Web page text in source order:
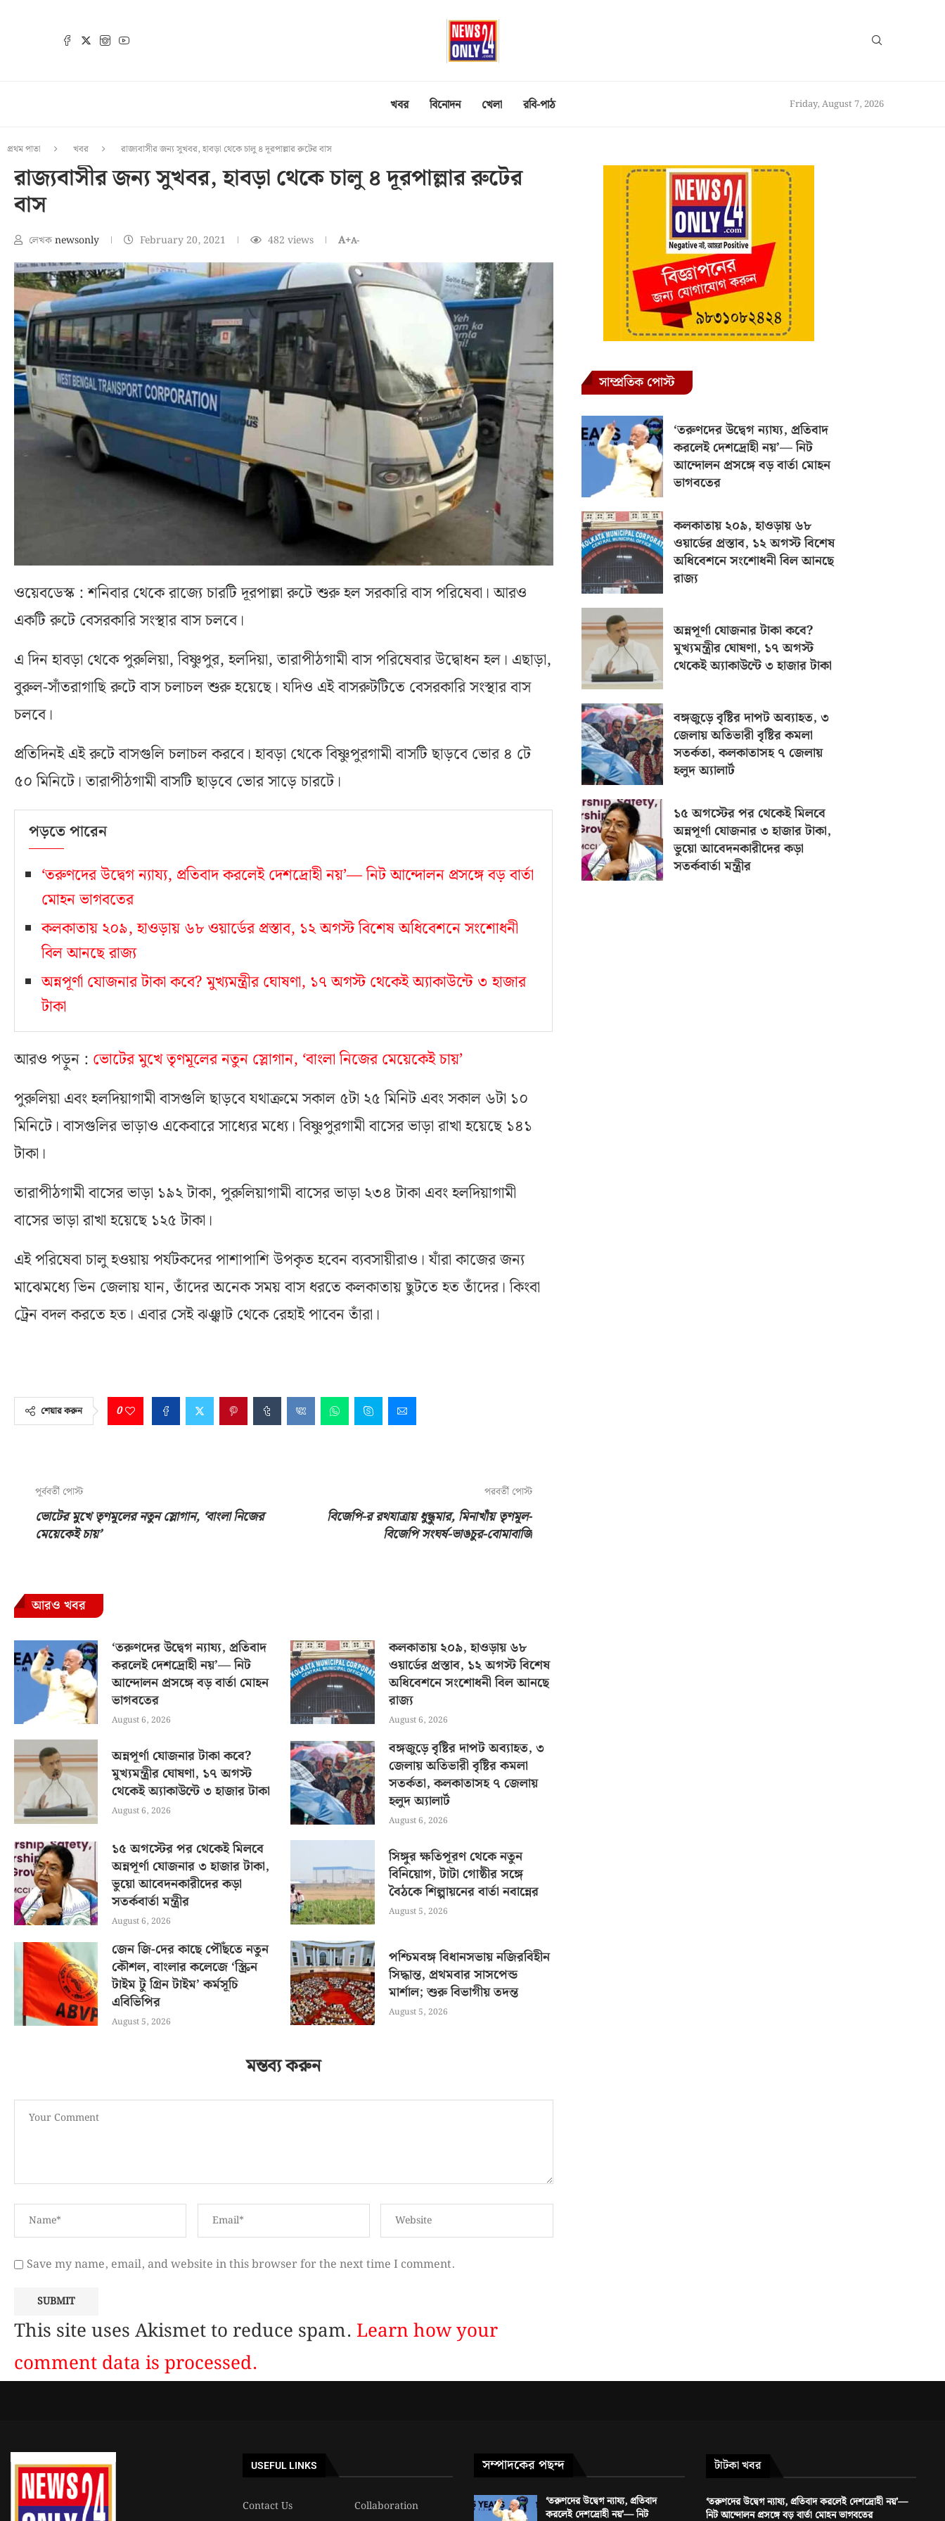
খবর বিনোদন খেলা রবি-পাঠ Friday, August 7, 2026
প্রথম পাতা খবর রাজ্যবাসীর জন্য সুখবর, হাবড়া থেকে চালু ৪ দূরপাল্লার রুটের বাস
রাজ্যবাসীর জন্য সুখবর, হাবড়া থেকে চালু ৪ দূরপাল্লার রুটের
বাস
লেখকnewsonly February 20, 2021 482 views A+A-
ওয়েবডেস্ক : শনিবার থেকে রাজ্যে চারটি দূরপাল্লা রুটে শুরু হল সরকারি বাস পরিষেবা। আরও
একটি রুটে বেসরকারি সংস্থার বাস চলবে।
এ দিন হাবড়া থেকে পুরুলিয়া, বিষ্ণুপুর, হলদিয়া, তারাপীঠগামী বাস পরিষেবার উদ্বোধন হল। এছাড়া,
বুরুল-সাঁতরাগাছি রুটে বাস চলাচল শুরু হয়েছে। যদিও এই বাসরুটটিতে বেসরকারি সংস্থার বাস
চলবে।
প্রতিদিনই এই রুটে বাসগুলি চলাচল করবে। হাবড়া থেকে বিষ্ণুপুরগামী বাসটি ছাড়বে ভোর ৪ টে
৫০ মিনিটে। তারাপীঠগামী বাসটি ছাড়বে ভোর সাড়ে চারটে।
পড়তে পারেন
‘তরুণদের উদ্বেগ ন্যায্য, প্রতিবাদ করলেই দেশদ্রোহী নয়’— নিট আন্দোলন প্রসঙ্গে বড় বার্তা
মোহন ভাগবতের
কলকাতায় ২০৯, হাওড়ায় ৬৮ ওয়ার্ডের প্রস্তাব, ১২ অগস্ট বিশেষ অধিবেশনে সংশোধনী
বিল আনছে রাজ্য
অন্নপূর্ণা যোজনার টাকা কবে? মুখ্যমন্ত্রীর ঘোষণা, ১৭ অগস্ট থেকেই অ্যাকাউন্টে ৩ হাজার
টাকা
আরও পড়ুন : ভোটের মুখে তৃণমূলের নতুন স্লোগান, ‘বাংলা নিজের মেয়েকেই চায়’
পুরুলিয়া এবং হলদিয়াগামী বাসগুলি ছাড়বে যথাক্রমে সকাল ৫টা ২৫ মিনিট এবং সকাল ৬টা ১০
মিনিটে। বাসগুলির ভাড়াও একেবারে সাধ্যের মধ্যে। বিষ্ণুপুরগামী বাসের ভাড়া রাখা হয়েছে ১৪১
টাকা।
তারাপীঠগামী বাসের ভাড়া ১৯২ টাকা, পুরুলিয়াগামী বাসের ভাড়া ২৩৪ টাকা এবং হলদিয়াগামী
বাসের ভাড়া রাখা হয়েছে ১২৫ টাকা।
এই পরিষেবা চালু হওয়ায় পর্যটকদের পাশাপাশি উপকৃত হবেন ব্যবসায়ীরাও। যাঁরা কাজের জন্য
মাঝেমধ্যে ভিন জেলায় যান, তাঁদের অনেক সময় বাস ধরতে কলকাতায় ছুটতে হত তাঁদের। কিংবা
ট্রেন বদল করতে হত। এবার সেই ঝঞ্ঝাট থেকে রেহাই পাবেন তাঁরা।
শেয়ার করুন 0
পূর্ববর্তী পোস্ট
ভোটের মুখে তৃণমূলের নতুন স্লোগান, ‘বাংলা নিজের
মেয়েকেই চায়’
পরবর্তী পোস্ট
বিজেপি-র রথযাত্রায় ধুন্ধুমার, মিনাখাঁয় তৃণমূল-
বিজেপি সংঘর্ষ-ভাঙচুর-বোমাবাজি
আরও খবর
‘তরুণদের উদ্বেগ ন্যায্য, প্রতিবাদ
করলেই দেশদ্রোহী নয়’— নিট
আন্দোলন প্রসঙ্গে বড় বার্তা মোহন
ভাগবতের
August 6, 2026
কলকাতায় ২০৯, হাওড়ায় ৬৮
ওয়ার্ডের প্রস্তাব, ১২ অগস্ট বিশেষ
অধিবেশনে সংশোধনী বিল আনছে
রাজ্য
August 6, 2026
অন্নপূর্ণা যোজনার টাকা কবে?
মুখ্যমন্ত্রীর ঘোষণা, ১৭ অগস্ট
থেকেই অ্যাকাউন্টে ৩ হাজার টাকা
August 6, 2026
বঙ্গজুড়ে বৃষ্টির দাপট অব্যাহত, ৩
জেলায় অতিভারী বৃষ্টির কমলা
সতর্কতা, কলকাতাসহ ৭ জেলায়
হলুদ অ্যালার্ট
August 6, 2026
১৫ অগস্টের পর থেকেই মিলবে
অন্নপূর্ণা যোজনার ৩ হাজার টাকা,
ভুয়ো আবেদনকারীদের কড়া
সতর্কবার্তা মন্ত্রীর
August 6, 2026
সিঙ্গুর ক্ষতিপূরণ থেকে নতুন
বিনিয়োগ, টাটা গোষ্ঠীর সঙ্গে
বৈঠকে শিল্পায়নের বার্তা নবান্নের
August 5, 2026
জেন জি-দের কাছে পৌঁছতে নতুন
কৌশল, বাংলার কলেজে ‘স্ক্রিন
টাইম টু গ্রিন টাইম’ কর্মসূচি
এবিভিপির
August 5, 2026
পশ্চিমবঙ্গ বিধানসভায় নজিরবিহীন
সিদ্ধান্ত, প্রথমবার সাসপেন্ড
মার্শাল; শুরু বিভাগীয় তদন্ত
August 5, 2026
মন্তব্য করুন
Save my name, email, and website in this browser for the next time I comment.
This site uses Akismet to reduce spam. Learn how your
comment data is processed.
সাম্প্রতিক পোস্ট
‘তরুণদের উদ্বেগ ন্যায্য, প্রতিবাদ
করলেই দেশদ্রোহী নয়’— নিট
আন্দোলন প্রসঙ্গে বড় বার্তা মোহন
ভাগবতের
কলকাতায় ২০৯, হাওড়ায় ৬৮
ওয়ার্ডের প্রস্তাব, ১২ অগস্ট বিশেষ
অধিবেশনে সংশোধনী বিল আনছে
রাজ্য
অন্নপূর্ণা যোজনার টাকা কবে?
মুখ্যমন্ত্রীর ঘোষণা, ১৭ অগস্ট
থেকেই অ্যাকাউন্টে ৩ হাজার টাকা
বঙ্গজুড়ে বৃষ্টির দাপট অব্যাহত, ৩
জেলায় অতিভারী বৃষ্টির কমলা
সতর্কতা, কলকাতাসহ ৭ জেলায়
হলুদ অ্যালার্ট
১৫ অগস্টের পর থেকেই মিলবে
অন্নপূর্ণা যোজনার ৩ হাজার টাকা,
ভুয়ো আবেদনকারীদের কড়া
সতর্কবার্তা মন্ত্রীর
USEFUL LINKS
Contact Us Collaboration
সম্পাদকের পছন্দ
‘তরুণদের উদ্বেগ ন্যায্য, প্রতিবাদ
করলেই দেশদ্রোহী নয়’— নিট
টাটকা খবর
‘তরুণদের উদ্বেগ ন্যায্য, প্রতিবাদ করলেই দেশদ্রোহী নয়’—
নিট আন্দোলন প্রসঙ্গে বড় বার্তা মোহন ভাগবতের